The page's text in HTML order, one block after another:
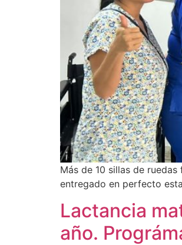
Más de 10 sillas de
entregado en perfecto
Lactancia
año.